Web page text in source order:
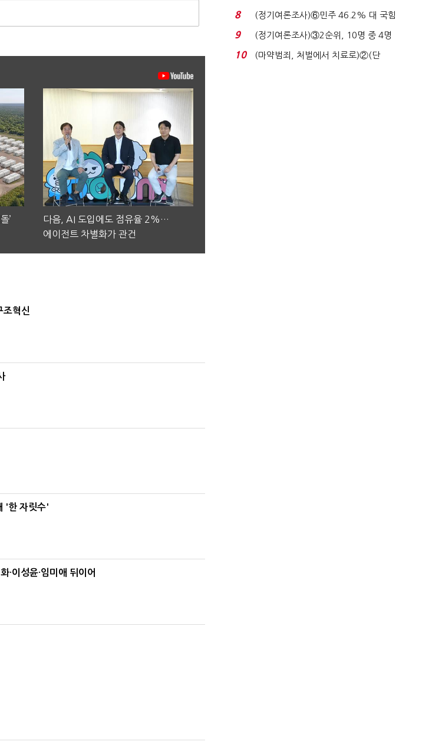
’
다음, AI 도입에도 점유율 2%…
에이전트 차별화가 관건
혁신
'한 자릿수'
이성윤·임미애 뒤이어
장 초반 상한가...
8
(정기여론조사)⑥민주 46.2% 대 국힘
31.0%…오차범위 밖 ...
9
(정기여론조사)③2순위, 10명 중 4명
'송영길'…정청래 '한 ...
10
(마약범죄, 처벌에서 치료로)②(단